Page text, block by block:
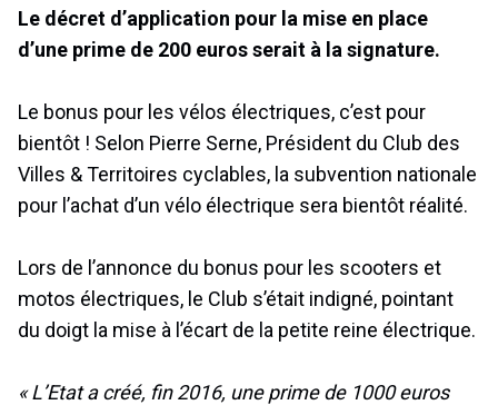
Le décret d’application pour la mise en place
d’une prime de 200 euros serait à la signature.
Le bonus pour les vélos électriques, c’est pour
bientôt ! Selon Pierre Serne, Président du Club des
Villes & Territoires cyclables, la subvention nationale
pour l’achat d’un vélo électrique sera bientôt réalité.
Lors de l’annonce du bonus pour les scooters et
motos électriques, le Club s’était indigné, pointant
du doigt la mise à l’écart de la petite reine électrique.
«L’Etat a créé, fin 2016, une prime de 1000 euros